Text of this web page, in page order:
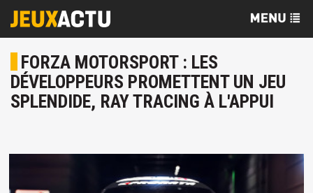
FORZA MOTORSPORT : LES
DÉVELOPPEURS PROMETTENT UN JEU
SPLENDIDE, RAY TRACING À L'APPUI